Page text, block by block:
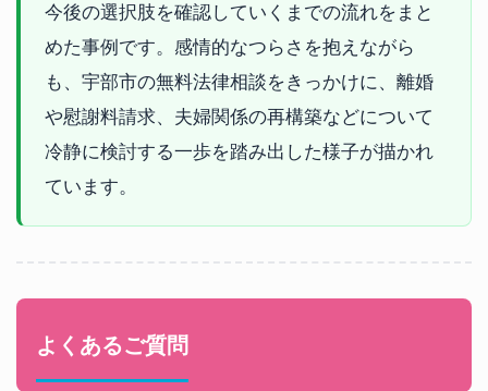
今後の選択肢を確認していくまでの流れをまと
めた事例です。感情的なつらさを抱えながら
も、宇部市の無料法律相談をきっかけに、離婚
や慰謝料請求、夫婦関係の再構築などについて
冷静に検討する一歩を踏み出した様子が描かれ
ています。
よくあるご質問